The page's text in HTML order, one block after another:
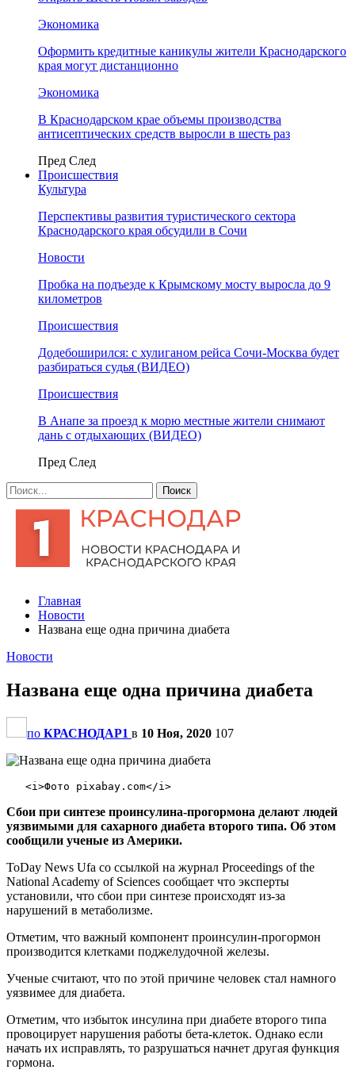
Экономика
Оформить кредитные каникулы жители Краснодарского
края могут дистанционно
Экономика
В Краснодарском крае объемы производства
антисептических средств выросли в шесть раз
Пред След
Происшествия
Культура
Перспективы развития туристического сектора
Краснодарского края обсудили в Сочи
Новости
Пробка на подъезде к Крымскому мосту выросла до 9
километров
Происшествия
Додебоширился: с хулиганом рейса Сочи-Москва будет
разбираться судья (ВИДЕО)
Происшествия
В Анапе за проезд к морю местные жители снимают
дань с отдыхающих (ВИДЕО)
Пред След
Главная
Новости
Названа еще одна причина диабета
Новости
Названа еще одна причина диабета
по КРАСНОДАР1 в 10 Ноя, 2020 107
Сбои при синтезе проинсулина-прогормона делают людей
уязвимыми для сахарного диабета второго типа. Об этом
сообщили ученые из Америки.
ToDay News Ufa со ссылкой на журнал Proceedings of the
National Academy of Sciences сообщает что эксперты
установили, что сбои при синтезе происходят из-за
нарушений в метаболизме.
Отметим, что важный компонент проинсулин-прогормон
производится клетками поджелудочной железы.
Ученые считают, что по этой причине человек стал намного
уязвимее для диабета.
Отметим, что избыток инсулина при диабете второго типа
провоцирует нарушения работы бета-клеток. Однако если
начать их исправлять, то разрушаться начнет другая функция
гормона.